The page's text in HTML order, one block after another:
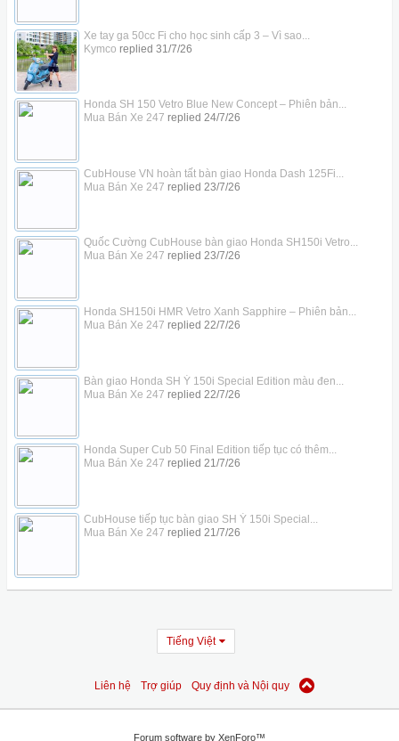
Xe tay ga 50cc Fi cho học sinh cấp 3 – Vì sao...
Kymco replied 31/7/26
Honda SH 150 Vetro Blue New Concept – Phiên bản...
Mua Bán Xe 247 replied 24/7/26
CubHouse VN hoàn tất bàn giao Honda Dash 125Fi...
Mua Bán Xe 247 replied 23/7/26
Quốc Cường CubHouse bàn giao Honda SH150i Vetro...
Mua Bán Xe 247 replied 23/7/26
Honda SH150i HMR Vetro Xanh Sapphire – Phiên bản...
Mua Bán Xe 247 replied 22/7/26
Bàn giao Honda SH Ý 150i Special Edition màu đen...
Mua Bán Xe 247 replied 22/7/26
Honda Super Cub 50 Final Edition tiếp tục có thêm...
Mua Bán Xe 247 replied 21/7/26
CubHouse tiếp tục bàn giao SH Ý 150i Special...
Mua Bán Xe 247 replied 21/7/26
Tiếng Việt
Liên hệ Trợ giúp Quy định và Nội quy
Forum software by XenForo™